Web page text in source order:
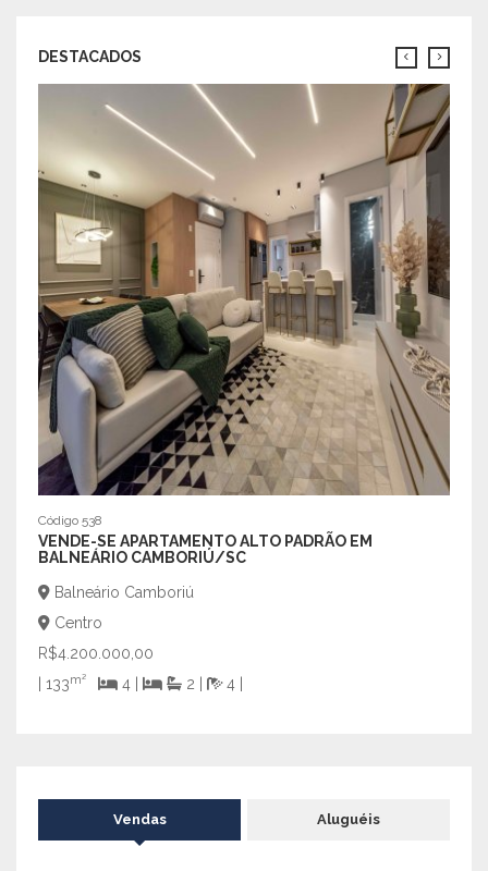
DESTACADOS
Código 538
VENDE-SE APARTAMENTO ALTO PADRÃO EM
BALNEÁRIO CAMBORIÚ/SC
Balneário Camboriú
Centro
R$4.200.000,00
| 133m² 4 | 2 | 4 |
Vendas Aluguéis